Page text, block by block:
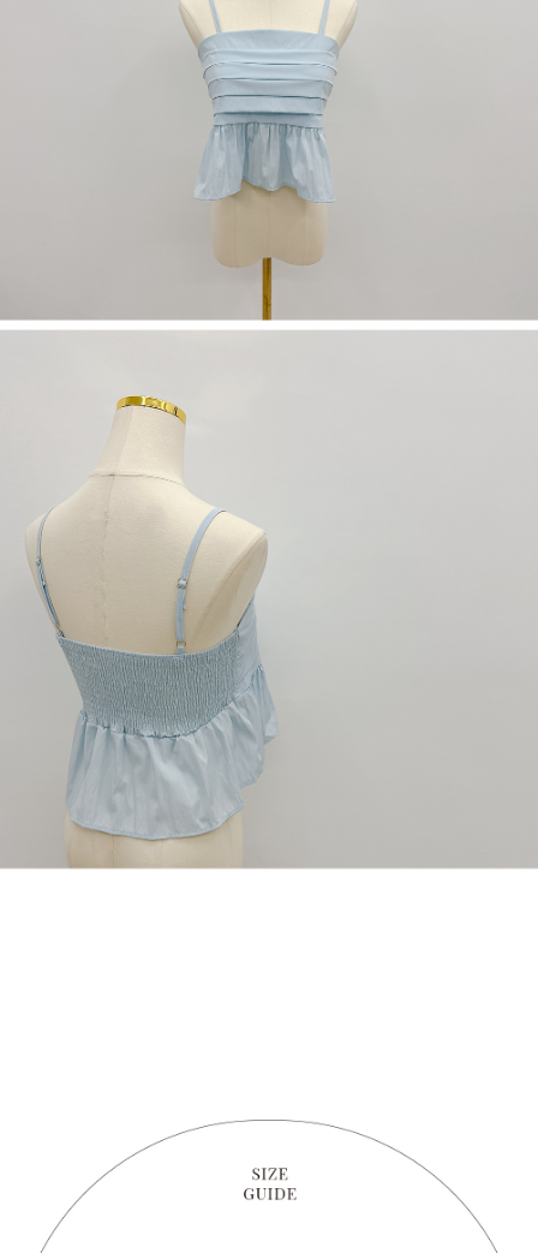
未成年的使用者，請事先徵得法定代理人或監護人之同意方可使用
若您對於個人資料之處理、利用有任何疑問，或欲行使相關法律權利，請聯
繫恩沛科技股份有限公司。若您不同意我們將上開所示之個人資料，連同必
要之購買訂單資訊提供予 AFTEE ，或讓 AFTEE 蒐集處理利用您的個人資